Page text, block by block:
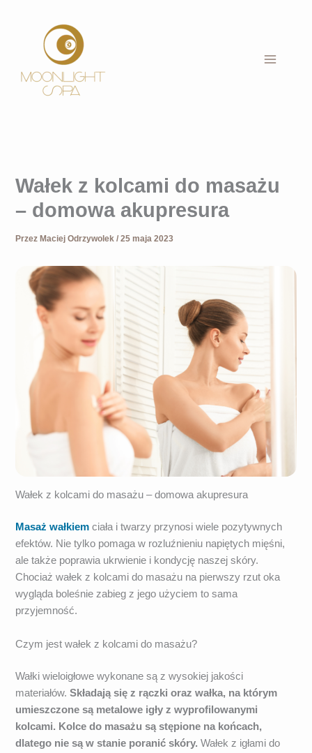
Wałek z kolcami do masażu
– domowa akupresura
Przez Maciej Odrzywolek/25 maja 2023
Wałek z kolcami do masażu – domowa akupresura
Masaż wałkiem ciała i twarzy przynosi wiele pozytywnych
efektów. Nie tylko pomaga w rozluźnieniu napiętych mięśni,
ale także poprawia ukrwienie i kondycję naszej skóry.
Chociaż wałek z kolcami do masażu na pierwszy rzut oka
wygląda boleśnie zabieg z jego użyciem to sama
przyjemność.
Czym jest wałek z kolcami do masażu?
Wałki wieloigłowe wykonane są z wysokiej jakości
materiałów.Składają się z rączki oraz wałka, na którym
umieszczone są metalowe igły z wyprofilowanymi
kolcami. Kolce do masażu są stępione na końcach,
dlatego nie są w stanie poranić skóry. Wałek z igłami do